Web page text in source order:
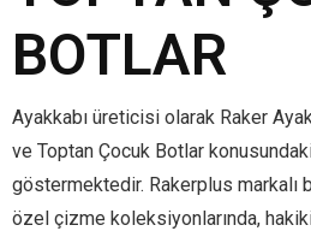
BOTLAR
Ayakkabı üreticisi olarak Raker
ve Toptan Çocuk Botlar
göstermektedir. Rakerplus markalı
özel çizme koleksiyonlarında,